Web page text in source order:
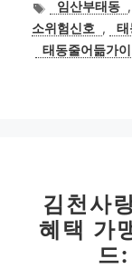
태
그
임산부태동 ,
소위험신호
, 태
태동줄어듦가
김천사
혜택 가
드